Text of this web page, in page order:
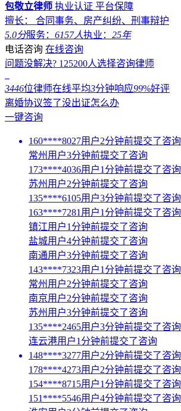
包敬立律师 执业认证 平台保障
擅长： 合同事务、房产纠纷、刑事辩护
5.0分服务： 6157人执业： 25年
电话咨询 在线咨询
问题没解决? 125200人选择咨询律师
3446位律师在线平均3分钟响应99%好评
离婚协议签了没出证怎么办
一键咨询
160****8027用户2分钟前提交了咨询
常州用户3分钟前提交了咨询
173****4036用户1分钟前提交了咨询
苏州用户2分钟前提交了咨询
135****6105用户3分钟前提交了咨询
163****7281用户1分钟前提交了咨询
镇江用户1分钟前提交了咨询
盐城用户4分钟前提交了咨询
南通用户3分钟前提交了咨询
143****7323用户1分钟前提交了咨询
常州用户2分钟前提交了咨询
南京用户2分钟前提交了咨询
苏州用户3分钟前提交了咨询
135****2465用户3分钟前提交了咨询
连云港用户1分钟前提交了咨询
148****3277用户2分钟前提交了咨询
178****4273用户2分钟前提交了咨询
154****8715用户1分钟前提交了咨询
151****5546用户4分钟前提交了咨询